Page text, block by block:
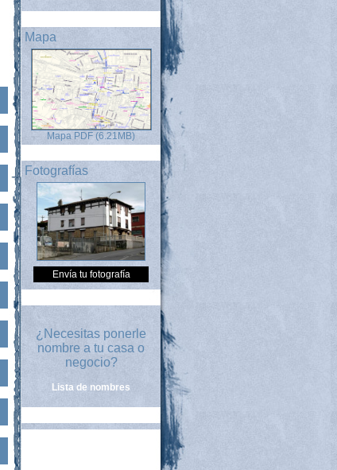
Mapa
Mapa PDF (6.21MB)
Fotografías
Envía tu fotografía
¿Necesitas ponerle
nombre a tu casa o
negocio?
Lista de nombres